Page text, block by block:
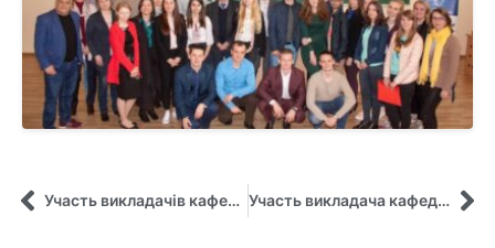
Участь викладачів кафедри управління у IV Європейському конгресі Участь викладача кафедри управління у літній школі «News Literacy» у м. Познань